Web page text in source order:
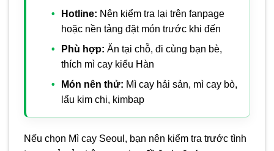
Hotline: Nên kiểm tra lại trên fanpage
hoặc nền tảng đặt món trước khi đến
Phù hợp: Ăn tại chỗ, đi cùng bạn bè,
thích mì cay kiểu Hàn
Món nên thử: Mì cay hải sản, mì cay bò,
lẩu kim chi, kimbap
Nếu chọn Mì cay Seoul, bạn nên kiểm tra trước tình